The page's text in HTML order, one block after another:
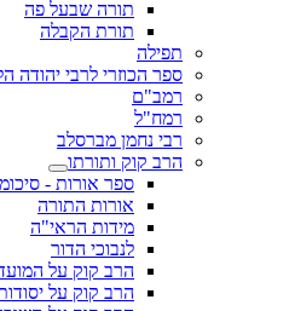
תורה שבעל פה
תורת הקבלה
תפילה
ספר הכוזרי לרבי יהודה
רמב"ם
רמח"ל
רבי נחמן מברסלב
הרב קוק ותורתו
ספר אורות -
אורות התורה
מידות הראי"ה
לנבוכי הדור
הרב קוק על
הרב קוק על